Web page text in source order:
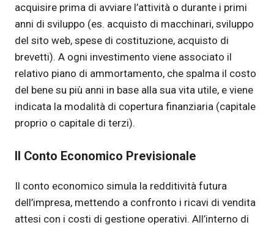
acquisire prima di avviare l’attività o durante i primi
anni di sviluppo (es. acquisto di macchinari, sviluppo
del sito web, spese di costituzione, acquisto di
brevetti). A ogni investimento viene associato il
relativo piano di ammortamento, che spalma il costo
del bene su più anni in base alla sua vita utile, e viene
indicata la modalità di copertura finanziaria (capitale
proprio o capitale di terzi).
Il Conto Economico Previsionale
Il conto economico simula la redditività futura
dell’impresa, mettendo a confronto i ricavi di vendita
attesi con i costi di gestione operativi. All’interno di